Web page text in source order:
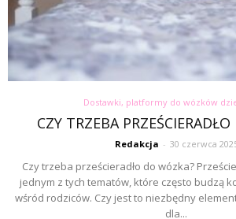
Dostawki, platformy do wózków
CZY TRZEBA
Redakcja - 30 czerwca
Czy trzeba prześcieradło do wózka?
jednym z tych tematów, które często budzą
wśród rodziców. Czy jest to niezbędny
dla...